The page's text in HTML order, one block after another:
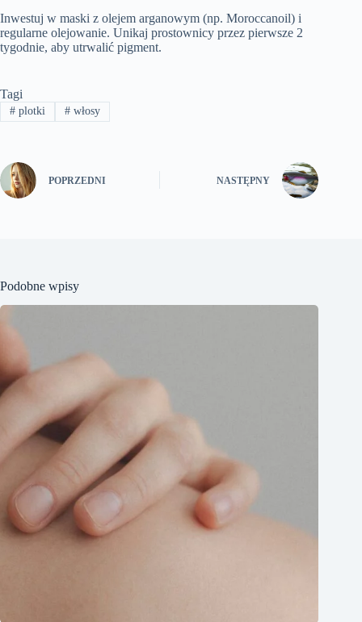
Inwestuj w maski z olejem arganowym (np. Moroccanoil) i
regularne olejowanie. Unikaj prostownicy przez pierwsze 2
tygodnie, aby utrwalić pigment.
Tagi
#plotki #włosy
POPRZEDNI NASTĘPNY
Podobne wpisy